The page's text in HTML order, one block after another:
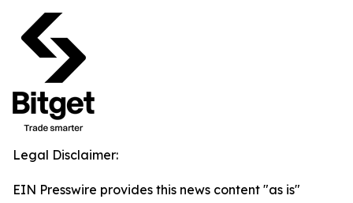
Legal Disclaimer:
EIN Presswire provides this news content "as is"